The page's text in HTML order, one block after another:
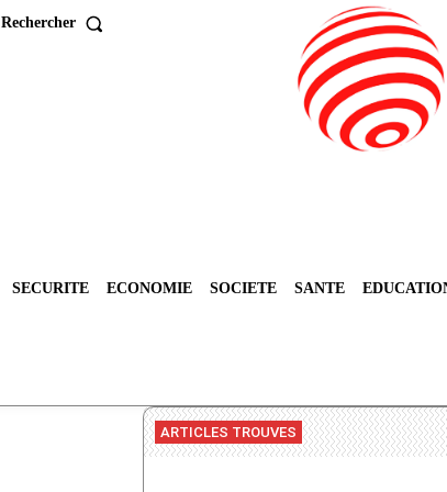
Rechercher
SECURITE ECONOMIE SOCIETE SANTE
ARTICLES TROUVES